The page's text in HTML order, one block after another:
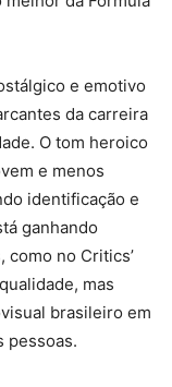
e emotivo
da carreira
O tom heroico
e menos
identificação e
ganhando
no Critics’
mas
brasileiro em
pessoas.